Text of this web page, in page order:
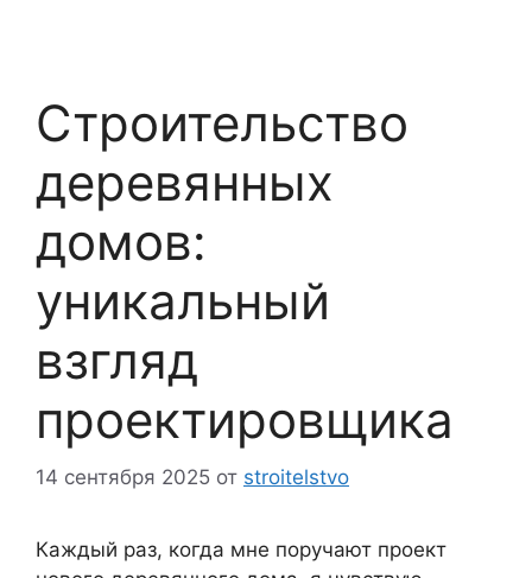
Строительство
деревянных
домов:
уникальный
взгляд
проектировщика
14 сентября 2025 от stroitelstvo
Каждый раз, когда мне поручают проект